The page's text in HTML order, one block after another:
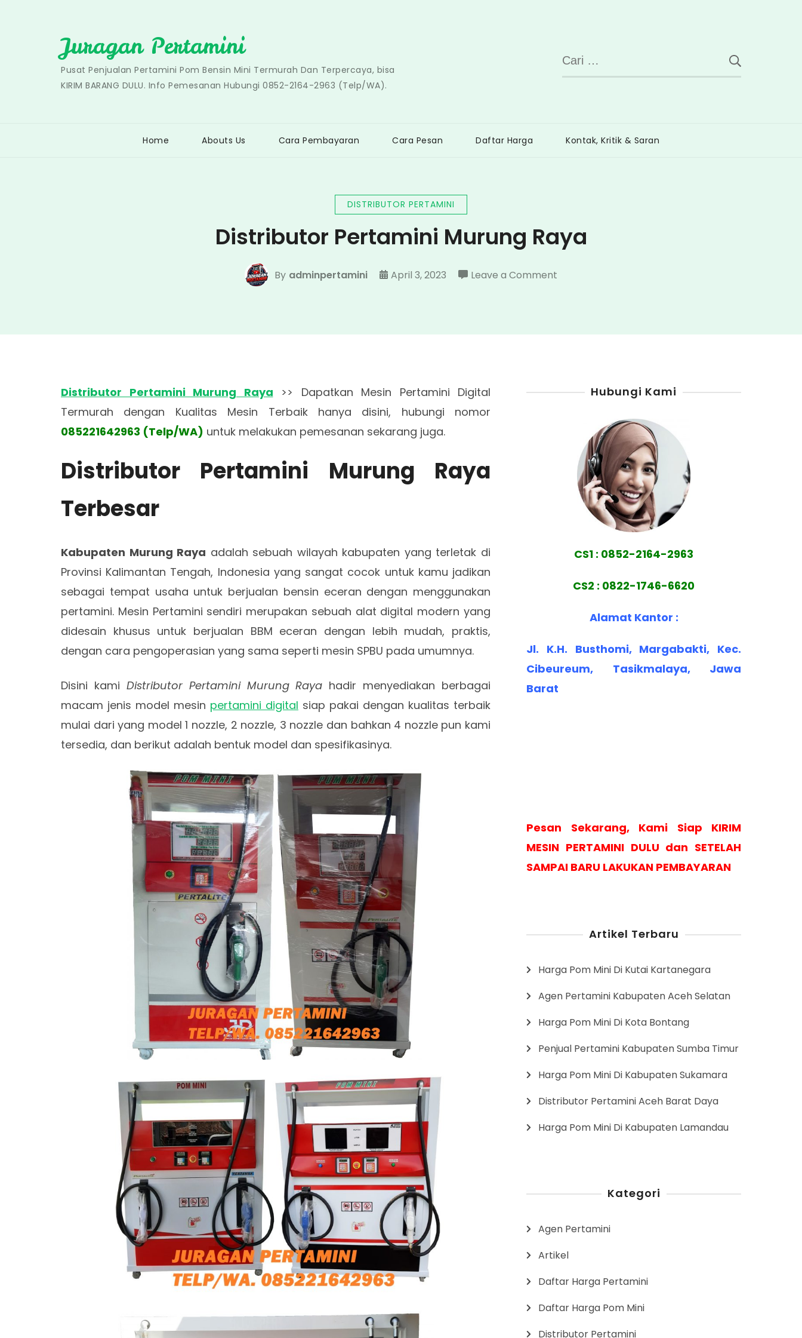
Juragan Pertamini
Pusat Penjualan Pertamini Pom Bensin Mini Termurah Dan Terpercaya, bisa
KIRIM BARANG DULU. Info Pemesanan Hubungi 0852-2164-2963 (Telp/WA).
Cari
untuk:
Home Abouts Us Cara Pembayaran Cara Pesan Daftar Harga Kontak, Kritik & Saran
DISTRIBUTOR PERTAMINI
Distributor Pertamini Murung Raya
By adminpertamini April 3, 2023 Leave a Commenton
Distributor Pertamini Murung Raya >> Dapatkan Mesin Pertamini Digital
Termurah dengan Kualitas Mesin Terbaik hanya disini, hubungi nomor
085221642963 (Telp/WA) untuk melakukan pemesanan sekarang juga.
Distributor Pertamini Murung Raya
Terbesar
Kabupaten Murung Raya adalah sebuah wilayah kabupaten yang terletak di
Provinsi Kalimantan Tengah, Indonesia yang sangat cocok untuk kamu jadikan
sebagai tempat usaha untuk berjualan bensin eceran dengan menggunakan
pertamini. Mesin Pertamini sendiri merupakan sebuah alat digital modern yang
didesain khusus untuk berjualan BBM eceran dengan lebih mudah, praktis,
dengan cara pengoperasian yang sama seperti mesin SPBU pada umumnya.
Disini kami Distributor Pertamini Murung Raya hadir menyediakan berbagai
macam jenis model mesin pertamini digital siap pakai dengan kualitas terbaik
mulai dari yang model 1 nozzle, 2 nozzle, 3 nozzle dan bahkan 4 nozzle pun kami
tersedia, dan berikut adalah bentuk model dan spesifikasinya.
Hubungi Kami
CS1 : 0852-2164-2963
CS2 : 0822-1746-6620
Alamat Kantor :
Jl. K.H. Busthomi, Margabakti, Kec.
Cibeureum, Tasikmalaya, Jawa
Barat
Pesan Sekarang, Kami Siap KIRIM
MESIN PERTAMINI DULU dan SETELAH
SAMPAI BARU LAKUKAN PEMBAYARAN
Artikel Terbaru
Harga Pom Mini Di Kutai Kartanegara
Agen Pertamini Kabupaten Aceh Selatan
Harga Pom Mini Di Kota Bontang
Penjual Pertamini Kabupaten Sumba Timur
Harga Pom Mini Di Kabupaten Sukamara
Distributor Pertamini Aceh Barat Daya
Harga Pom Mini Di Kabupaten Lamandau
Kategori
Agen Pertamini
Artikel
Daftar Harga Pertamini
Daftar Harga Pom Mini
Distributor Pertamini